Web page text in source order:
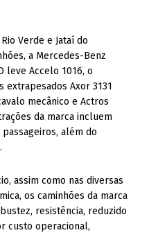
Verde e Jataí do
a Mercedes-Benz
leve Accelo 1016, o
extrapesados Axor 3131
mecânico e Actros
da marca incluem
além do
assim como nas diversas
os caminhões da marca
resistência, reduzido
custo operacional,